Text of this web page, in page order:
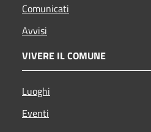
Comunicati
Avvisi
VIVERE IL COMUNE
Luoghi
Eventi